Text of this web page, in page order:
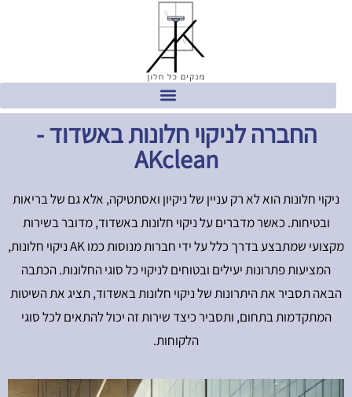
החברה לניקוי חלונות באשדוד -
AKclean
ניקוי חלונות הוא לא רק עניין של ניקיון ואסתטיקה, אלא גם של בריאות
ובטיחות. כאשר מדברים על ניקוי חלונות באשדוד, מדובר בשירות
מקצועי שמתבצע בדרך כלל על ידי חברות מנוסות כמו AK ניקוי חלונות,
המציעות פתרונות יעילים ובטוחים לניקוי כל סוגי החלונות. הכתבה
הבאה תסביר את היתרונות של ניקוי חלונות באשדוד, תציג את השיטות
המתקדמות בתחום, ותסביר כיצד שירות זה יכול להתאים לכל סוגי
הלקוחות.